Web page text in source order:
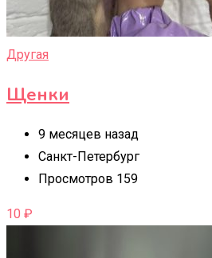
Другая
Щенки
9 месяцев назад
Санкт-Петербург
Просмотров 159
10 ₽